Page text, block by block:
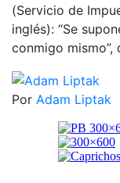
(Servicio de
inglés): “Se
conmigo mismo”,
Por Adam Liptak